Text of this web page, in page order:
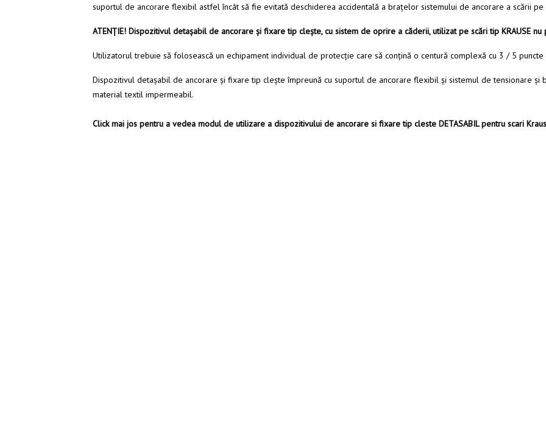
suportul de ancorare flexibil astfel încât să fie evitată deschiderea accidentală a braţelor sistemului de ancorare a scării pe
ATENŢIE! Dispozitivul detașabil de ancorare şi fixare tip cleşte, cu sistem de oprire a căderii, utilizat pe scări tip KRAUSE
Utilizatorul trebuie să folosească un echipament individual de protecţie care să conţină o centură complexă cu 3 / 5
Dispozitivul detașabil de ancorare şi fixare tip cleşte împreună cu suportul de ancorare flexibil şi sistemul de tensionare
material textil impermeabil.
Click mai jos pentru a vedea modul de utilizare a dispozitivului de ancorare si fixare tip cleste DETASABIL pentru scari